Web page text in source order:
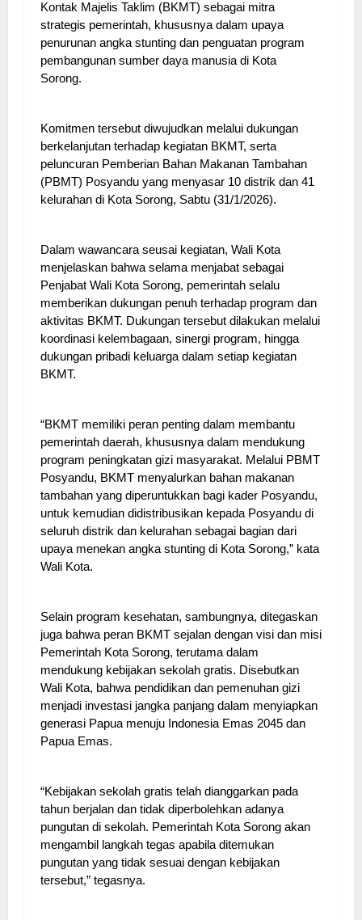
Kontak Majelis Taklim (BKMT) sebagai mitra
strategis pemerintah, khususnya dalam upaya
penurunan angka stunting dan penguatan program
pembangunan sumber daya manusia di Kota
Sorong.
Komitmen tersebut diwujudkan melalui dukungan
berkelanjutan terhadap kegiatan BKMT, serta
peluncuran Pemberian Bahan Makanan Tambahan
(PBMT) Posyandu yang menyasar 10 distrik dan 41
kelurahan di Kota Sorong, Sabtu (31/1/2026).
Dalam wawancara seusai kegiatan, Wali Kota
menjelaskan bahwa selama menjabat sebagai
Penjabat Wali Kota Sorong, pemerintah selalu
memberikan dukungan penuh terhadap program dan
aktivitas BKMT. Dukungan tersebut dilakukan melalui
koordinasi kelembagaan, sinergi program, hingga
dukungan pribadi keluarga dalam setiap kegiatan
BKMT.
“BKMT memiliki peran penting dalam membantu
pemerintah daerah, khususnya dalam mendukung
program peningkatan gizi masyarakat. Melalui PBMT
Posyandu, BKMT menyalurkan bahan makanan
tambahan yang diperuntukkan bagi kader Posyandu,
untuk kemudian didistribusikan kepada Posyandu di
seluruh distrik dan kelurahan sebagai bagian dari
upaya menekan angka stunting di Kota Sorong,” kata
Wali Kota.
Selain program kesehatan, sambungnya, ditegaskan
juga bahwa peran BKMT sejalan dengan visi dan misi
Pemerintah Kota Sorong, terutama dalam
mendukung kebijakan sekolah gratis. Disebutkan
Wali Kota, bahwa pendidikan dan pemenuhan gizi
menjadi investasi jangka panjang dalam menyiapkan
generasi Papua menuju Indonesia Emas 2045 dan
Papua Emas.
“Kebijakan sekolah gratis telah dianggarkan pada
tahun berjalan dan tidak diperbolehkan adanya
pungutan di sekolah. Pemerintah Kota Sorong akan
mengambil langkah tegas apabila ditemukan
pungutan yang tidak sesuai dengan kebijakan
tersebut,” tegasnya.